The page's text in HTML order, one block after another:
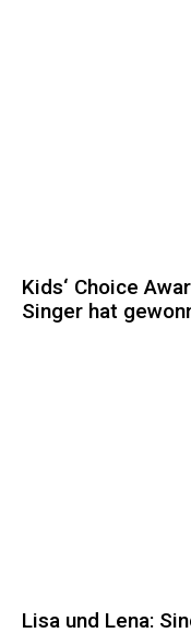
Kids‘ Choice
Singer hat
Lisa und Lena: